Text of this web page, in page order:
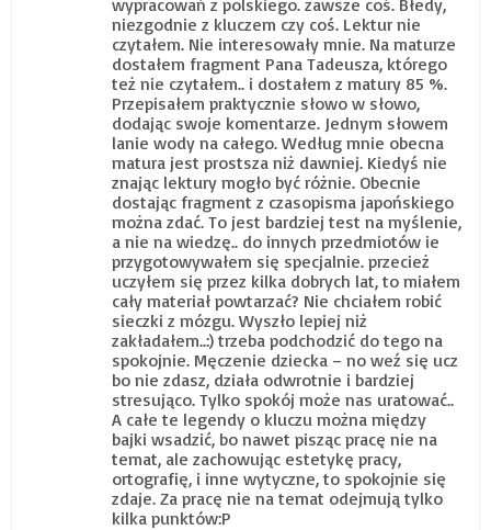
niezgodnie z kluczem czy coś. Lektur nie
czytałem. Nie interesowały mnie. Na maturze
dostałem fragment Pana Tadeusza, którego
też nie czytałem.. i dostałem z matury 85 %.
Przepisałem praktycznie słowo w słowo,
dodając swoje komentarze. Jednym słowem
lanie wody na całego. Według mnie obecna
matura jest prostsza niż dawniej. Kiedyś nie
znając lektury mogło być różnie. Obecnie
dostając fragment z czasopisma japońskiego
można zdać. To jest bardziej test na myślenie,
a nie na wiedzę.. do innych przedmiotów ie
przygotowywałem się specjalnie. przecież
uczyłem się przez kilka dobrych lat, to miałem
cały materiał powtarzać? Nie chciałem robić
sieczki z mózgu. Wyszło lepiej niż
zakładałem..:) trzeba podchodzić do tego na
spokojnie. Męczenie dziecka – no weź się ucz
bo nie zdasz, działa odwrotnie i bardziej
stresująco. Tylko spokój może nas uratować..
A całe te legendy o kluczu można między
bajki wsadzić, bo nawet pisząc pracę nie na
temat, ale zachowując estetykę pracy,
ortografię, i inne wytyczne, to spokojnie się
zdaje. Za pracę nie na temat odejmują tylko
kilka punktów:P